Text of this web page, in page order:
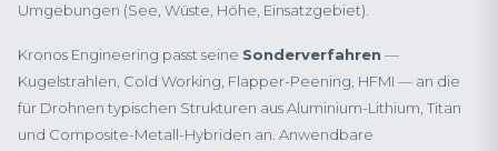
Umgebungen (See, Wüste, Höhe, Einsatzgebiet).
Kronos Engineering passt seine Sonderverfahren —
Kugelstrahlen, Cold Working, Flapper-Peening, HFMI — an die
für Drohnen typischen Strukturen aus Aluminium-Lithium, Titan
und Composite-Metall-Hybriden an. Anwendbare